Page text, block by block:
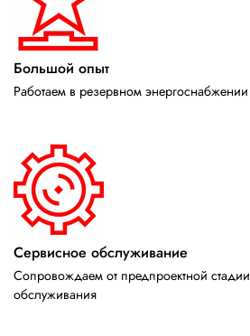
Большой опыт
Работаем в резервном
Сервисное обслуживание
Сопровождаем от предпроектной
обслуживания